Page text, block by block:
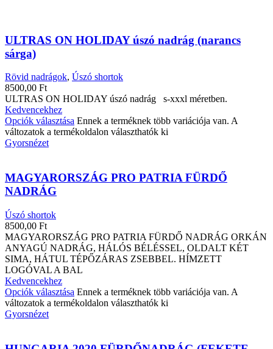
ULTRAS ON HOLIDAY úszó nadrág (narancs
sárga)
Rövid nadrágok, Úszó shortok
8500,00 Ft
ULTRAS ON HOLIDAY úszó nadrág s-xxxl méretben.
Kedvencekhez
Opciók választása Ennek a terméknek több variációja van. A
változatok a termékoldalon választhatók ki
Gyorsnézet
MAGYARORSZÁG PRO PATRIA FÜRDŐ
NADRÁG
Úszó shortok
8500,00 Ft
MAGYARORSZÁG PRO PATRIA FÜRDŐ NADRÁG ORKÁN
ANYAGÚ NADRÁG, HÁLÓS BÉLÉSSEL, OLDALT KÉT
SIMA, HÁTUL TÉPŐZÁRAS ZSEBBEL. HÍMZETT
LOGÓVAL A BAL
Kedvencekhez
Opciók választása Ennek a terméknek több variációja van. A
változatok a termékoldalon választhatók ki
Gyorsnézet